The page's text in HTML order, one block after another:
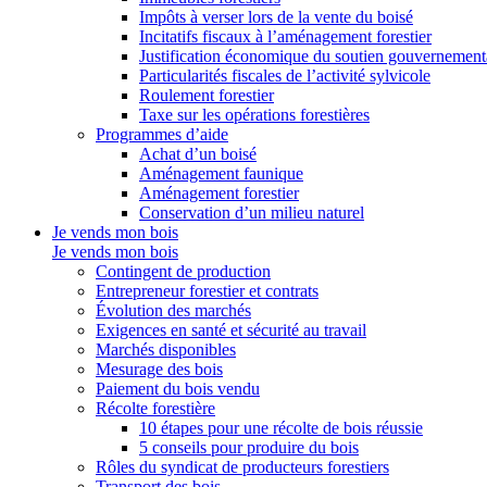
Impôts à verser lors de la vente du boisé
Incitatifs fiscaux à l’aménagement forestier
Justification économique du soutien
Particularités fiscales de l’activité sylvicole
Roulement forestier
Taxe sur les opérations forestières
Programmes d’aide
Achat d’un boisé
Aménagement faunique
Aménagement forestier
Conservation d’un milieu naturel
Je vends mon bois
Je vends mon bois
Contingent de production
Entrepreneur forestier et contrats
Évolution des marchés
Exigences en santé et sécurité au travail
Marchés disponibles
Mesurage des bois
Paiement du bois vendu
Récolte forestière
10 étapes pour une récolte de bois réussie
5 conseils pour produire du bois
Rôles du syndicat de producteurs forestiers